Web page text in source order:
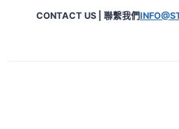
CONTACT US | 聯繫我們